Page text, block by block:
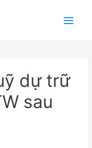
dự trữ
sau